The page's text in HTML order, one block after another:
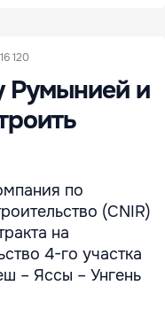
16 120
Румынией и
по
(CNIR)
на
4-го участка
– Яссы – Унгень